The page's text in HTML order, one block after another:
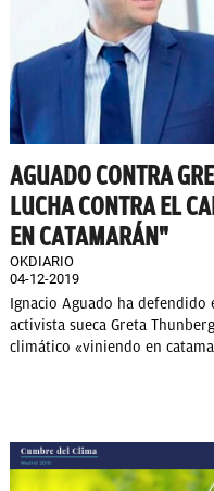
AGUADO CONTRA
LUCHA CONTRA EL
EN CATAMARÁN"
OKDIARIO
04-12-2019
Ignacio Aguado ha
activista sueca Greta
climático «viniendo en